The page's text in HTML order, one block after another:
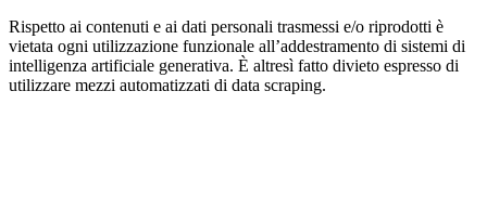
Rispetto ai contenuti e ai dati personali trasmessi e/o riprodotti è
vietata ogni utilizzazione funzionale all’addestramento di sistemi di
intelligenza artificiale generativa. È altresì fatto divieto espresso di
utilizzare mezzi automatizzati di data scraping.